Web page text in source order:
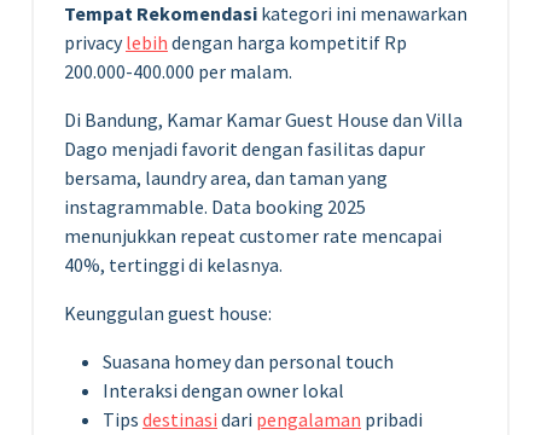
Tempat Rekomendasi kategori ini menawarkan
privacylebih dengan harga kompetitif Rp
200.000-400.000 per malam.
Di Bandung, Kamar Kamar Guest House dan Villa
Dago menjadi favorit dengan fasilitas dapur
bersama, laundry area, dan taman yang
instagrammable. Data booking 2025
menunjukkan repeat customer rate mencapai
40%, tertinggi di kelasnya.
Keunggulan guest house:
Suasana homey dan personal touch
Interaksi dengan owner lokal
Tips destinasi dari pengalaman pribadi